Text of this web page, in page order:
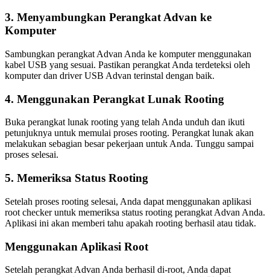
3. Menyambungkan Perangkat Advan ke
Komputer
Sambungkan perangkat Advan Anda ke komputer menggunakan
kabel USB yang sesuai. Pastikan perangkat Anda terdeteksi oleh
komputer dan driver USB Advan terinstal dengan baik.
4. Menggunakan Perangkat Lunak Rooting
Buka perangkat lunak rooting yang telah Anda unduh dan ikuti
petunjuknya untuk memulai proses rooting. Perangkat lunak akan
melakukan sebagian besar pekerjaan untuk Anda. Tunggu sampai
proses selesai.
5. Memeriksa Status Rooting
Setelah proses rooting selesai, Anda dapat menggunakan aplikasi
root checker untuk memeriksa status rooting perangkat Advan Anda.
Aplikasi ini akan memberi tahu apakah rooting berhasil atau tidak.
Menggunakan Aplikasi Root
Setelah perangkat Advan Anda berhasil di-root, Anda dapat